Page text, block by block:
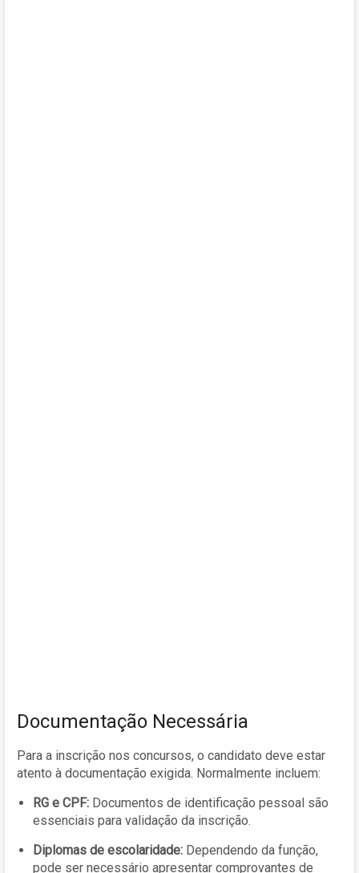
Documentação Necessária
Para a inscrição nos concursos, o candidato deve estar
atento à documentação exigida. Normalmente incluem:
RG e CPF: Documentos de identificação pessoal são
essenciais para validação da inscrição.
Diplomas de escolaridade: Dependendo da função,
pode ser necessário apresentar comprovantes de